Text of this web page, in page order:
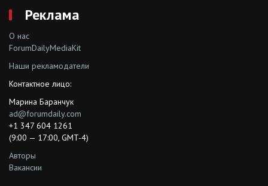
Реклама
О нас
ForumDailyMediaKit
Наши рекламодатели
Контактное лицо:
Марина Баранчук
ad@forumdaily.com
+1 347 604 1261
(9:00 — 17:00, GMT-4)
Авторы
Вакансии